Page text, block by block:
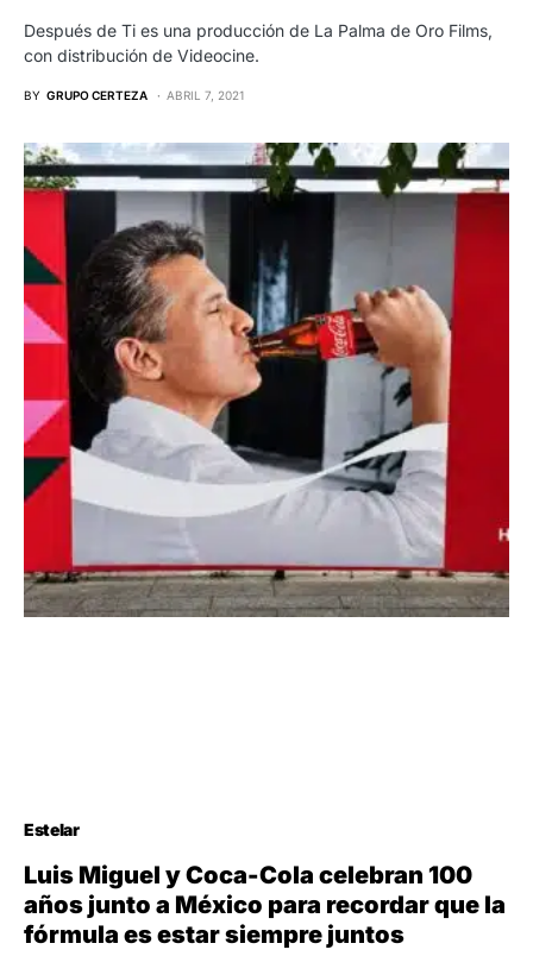
Después de Ti es una producción de La Palma de Oro Films,
con distribución de Videocine.
BY GRUPO CERTEZA ABRIL 7, 2021
Estelar
Luis Miguel y Coca-Cola celebran 100
años junto a México para recordar que la
fórmula es estar siempre juntos